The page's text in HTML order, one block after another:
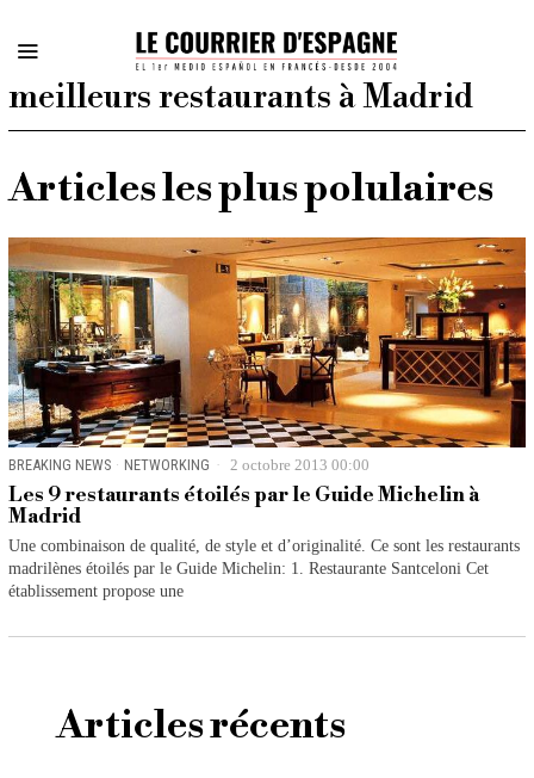
meilleurs restaurants à Madrid
Articles les plus polulaires
BREAKING NEWS · NETWORKING 2 octobre 2013 00:00
Les 9 restaurants étoilés par le Guide Michelin à
Madrid
Une combinaison de qualité, de style et d’originalité. Ce sont les restaurants
madrilènes étoilés par le Guide Michelin: 1. Restaurante Santceloni Cet
établissement propose une
Articles récents